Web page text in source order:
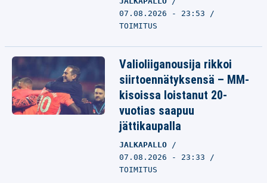
07.08.2026 - 23:53
TOIMITUS
Valioliiganousija rikkoi
siirtoennätyksensä – MM-
kisoissa loistanut 20-
vuotias saapuu
jättikaupalla
JALKAPALLO
07.08.2026 - 23:33
TOIMITUS